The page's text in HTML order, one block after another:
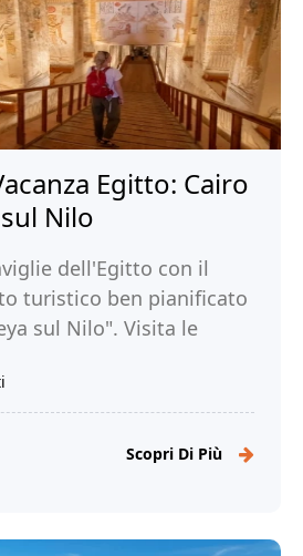
Egitto: Cairo
Nilo
dell'Egitto con il
turistico ben pianificato
sul Nilo". Visita le
Prenota ora!
Scopri Di Più